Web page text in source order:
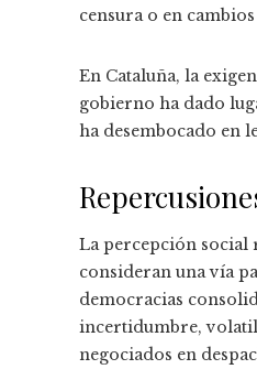
censura o en
En Cataluña, la
gobierno ha dado
ha desembocado en
La percepción social
consideran una vía
democracias
incertidumbre,
negociados en